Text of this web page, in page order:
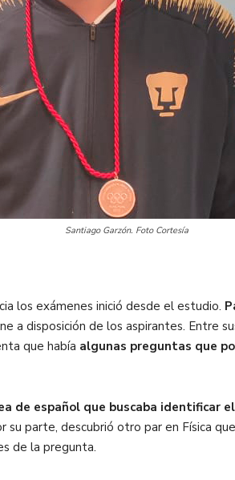
Santiago Garzón. Foto Cortesía
los exámenes inició desde el estudio.
a disposición de los aspirantes. Entre
que había algunas preguntas que
de español que buscaba identificar
su parte, descubrió otro par en Física
de la pregunta.